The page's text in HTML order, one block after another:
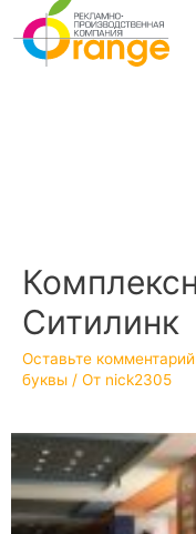
Ситилинк
Оставьте комментарий
буквы / От nick2305